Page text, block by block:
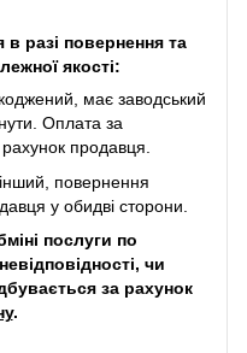
разі повернення та
якості:
має заводський
Оплата за
продавця.
повернення
у обидві сторони.
послуги по
чи
за рахунок
.